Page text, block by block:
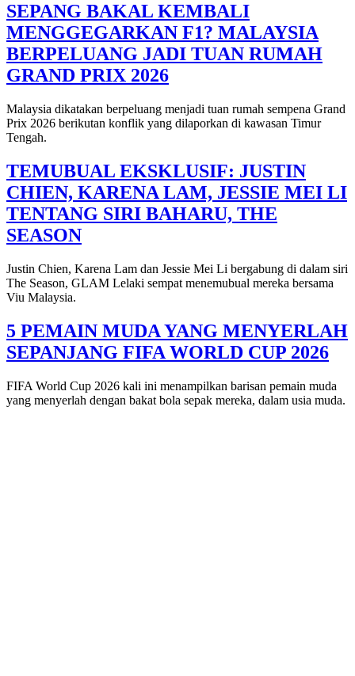
SEPANG BAKAL KEMBALI
MENGGEGARKAN F1? MALAYSIA
BERPELUANG JADI TUAN RUMAH
GRAND PRIX 2026
Malaysia dikatakan berpeluang menjadi tuan rumah sempena Grand
Prix 2026 berikutan konflik yang dilaporkan di kawasan Timur
Tengah.
TEMUBUAL EKSKLUSIF: JUSTIN
CHIEN, KARENA LAM, JESSIE MEI LI
TENTANG SIRI BAHARU, THE
SEASON
Justin Chien, Karena Lam dan Jessie Mei Li bergabung di dalam siri
The Season, GLAM Lelaki sempat menemubual mereka bersama
Viu Malaysia.
5 PEMAIN MUDA YANG MENYERLAH
SEPANJANG FIFA WORLD CUP 2026
FIFA World Cup 2026 kali ini menampilkan barisan pemain muda
yang menyerlah dengan bakat bola sepak mereka, dalam usia muda.